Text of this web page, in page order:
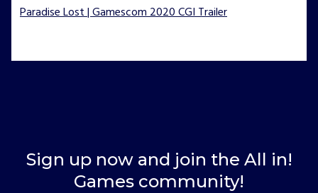
Paradise Lost | Gamescom 2020 CGI Trailer
Sign up now and join the All in!
Games community!